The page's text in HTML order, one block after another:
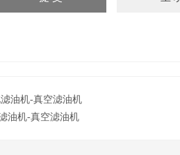
油机-真空滤油机
油机-真空滤油机